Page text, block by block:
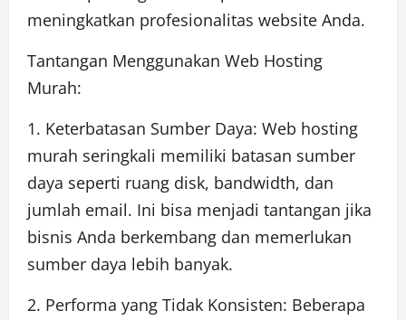
meningkatkan profesionalitas website Anda.
Tantangan Menggunakan Web Hosting
Murah:
1. Keterbatasan Sumber Daya: Web hosting
murah seringkali memiliki batasan sumber
daya seperti ruang disk, bandwidth, dan
jumlah email. Ini bisa menjadi tantangan jika
bisnis Anda berkembang dan memerlukan
sumber daya lebih banyak.
2. Performa yang Tidak Konsisten: Beberapa